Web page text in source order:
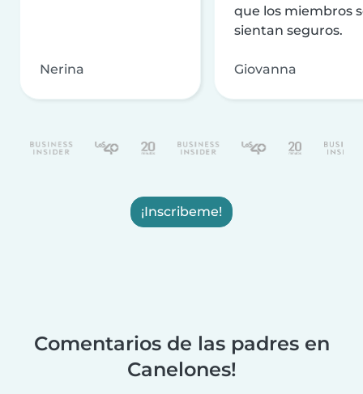
Nerina
que los miembros
sientan seguros.
Giovanna
¡Inscribeme!
Comentarios de las padres en
Canelones!